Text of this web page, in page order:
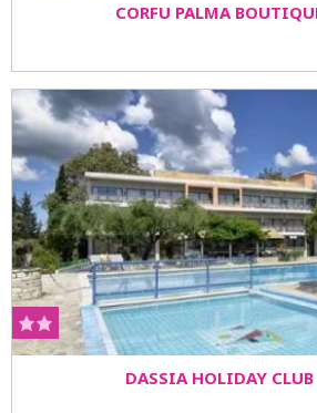
CORFU PALMA
DASSIA HOLIDAY